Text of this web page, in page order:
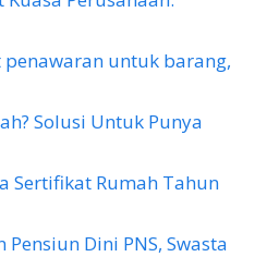
penawaran untuk barang,
Solusi Untuk Punya
Sertifikat Rumah Tahun
Dini PNS, Swasta